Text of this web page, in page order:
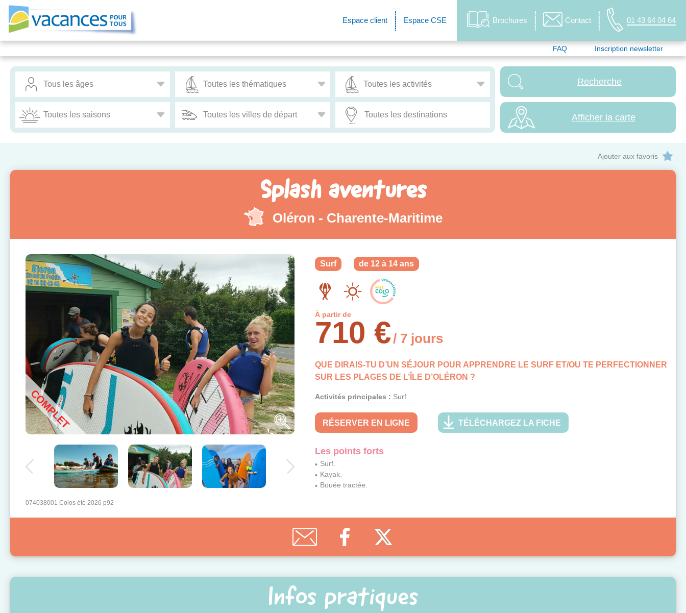
Espace client Espace CSE Brochures Contact 01 43 64 04 64
FAQ Inscription newsletter
Afficher la carte
Ajouter aux favoris
Splash aventures
Oléron - Charente-Maritime
COMPLET
074038001 Colos été 2026 p92
Surf de 12 à 14 ans
À partir de
710 €/ 7 jours
QUE DIRAIS-TU D’UN SÉJOUR POUR APPRENDRE LE SURF ET/OU TE PERFECTIONNER
SUR LES PLAGES DE L’ÎLE D’OLÉRON ?
Activités principales : Surf
RÉSERVER EN LIGNE TÉLÉCHARGEZ LA FICHE
Les points forts
Surf.
Kayak.
Bouée tractée.
Infos pratiques